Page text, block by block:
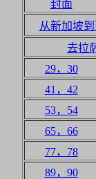
封面
从新加坡
去拉
29，30
41，42
53，54
65，66
77，78
89，90